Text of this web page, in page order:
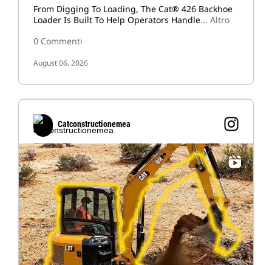
From Digging To Loading, The Cat® 426 Backhoe
Loader Is Built To Help Operators Handle... Altro
0 Commenti
August 06, 2026
Catconstructionemea